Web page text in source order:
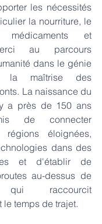
les nécessités
la nourriture, le
médicaments et
au parcours
dans le génie
maîtrise des
La naissance du
a près de 150 ans
de connecter
éloignées,
dans des
et d'établir de
au-dessus de
raccourcit
temps de trajet.